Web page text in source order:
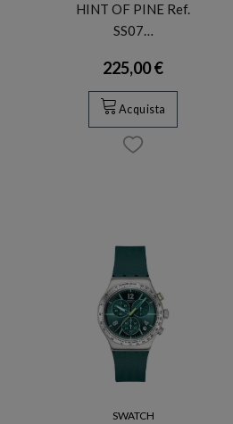
HINT OF PINE Ref.
SS07…
225,00 €
Acquista
SWATCH